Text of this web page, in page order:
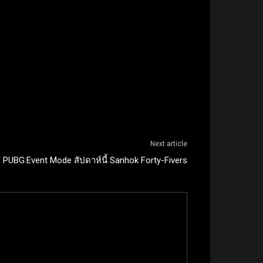
Next article
PUBG:Event Mode สัปดาห์นี้ Sanhok Forty-Fivers